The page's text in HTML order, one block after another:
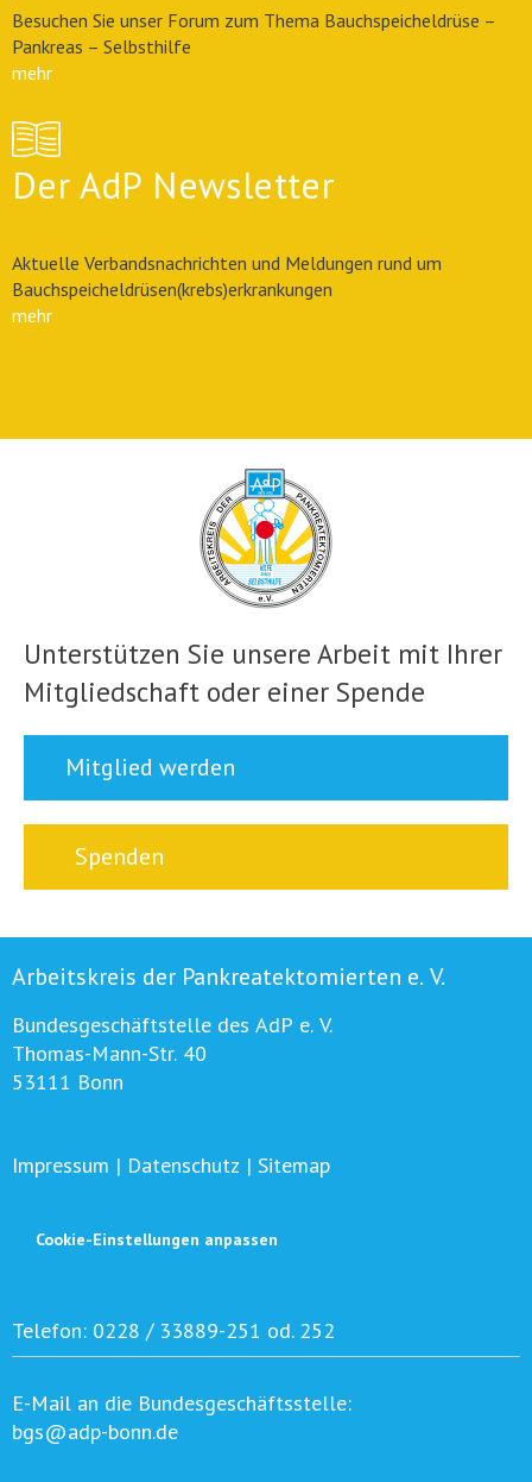
Besuchen Sie unser Forum zum Thema Bauchspeicheldrüse –
Pankreas – Selbsthilfe
mehr
Der AdP Newsletter
Aktuelle Verbandsnachrichten und Meldungen rund um
Bauchspeicheldrüsen(krebs)erkrankungen
mehr
Unterstützen Sie unsere Arbeit mit Ihrer
Mitgliedschaft oder einer Spende
Mitglied werden
Spenden
Arbeitskreis der Pankreatektomierten e. V.
Bundesgeschäftstelle des AdP e. V.
Thomas-Mann-Str. 40
53111 Bonn
Impressum | Datenschutz | Sitemap
Cookie-Einstellungen anpassen
Telefon: 0228 / 33889-251 od. 252
E-Mail an die Bundesgeschäftsstelle:
bgs@adp-bonn.de